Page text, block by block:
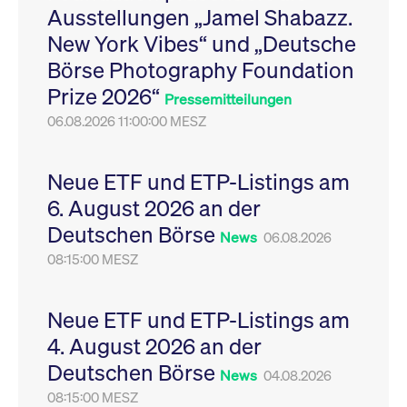
Ausstellungen „Jamel Shabazz.
New York Vibes“ und „Deutsche
Börse Photography Foundation
Prize 2026“ Pressemitteilungen
06.08.2026 11:00:00 MESZ
Neue ETF und ETP-Listings am
6. August 2026 an der
Deutschen Börse News 06.08.2026
08:15:00 MESZ
Neue ETF und ETP-Listings am
4. August 2026 an der
Deutschen Börse News 04.08.2026
08:15:00 MESZ
Leistung der Website
zu messen. Es handelt
sich um ein Muster-
Cookie, bei dem auf
das Präfix _pk_ses
eine kurze Reihe von
VISITOR_PRIVACY_METADATA
YouTube
.youtube.com
6
Monate
Dieses Cookie dient
Speicherung der
Einwilligungs- und
des Nutzers für ihre
Interaktion mit der
Sitzungen geehrt